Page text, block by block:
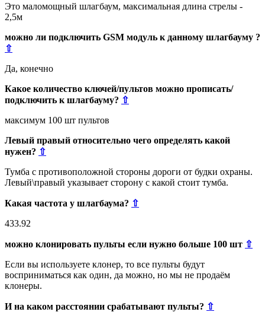
Это маломощный шлагбаум, максимальная длина стрелы -
2,5м
можно ли подключить GSM модуль к данному шлагбауму ?
⇧
Да, конечно
Какое количество ключей/пультов можно прописать/
подключить к шлагбауму? ⇧
максимум 100 шт пультов
Левый правый относительно чего определять какой
нужен? ⇧
Тумба с противоположной стороны дороги от будки охраны.
Левый\правый указывает сторону с какой стоит тумба.
Какая частота у шлагбаума? ⇧
433.92
можно клонировать пульты если нужно больше 100 шт ⇧
Если вы используете клонер, то все пульты будут
восприниматься как один, да можно, но мы не продаём
клонеры.
И на каком расстоянии срабатывают пульты? ⇧